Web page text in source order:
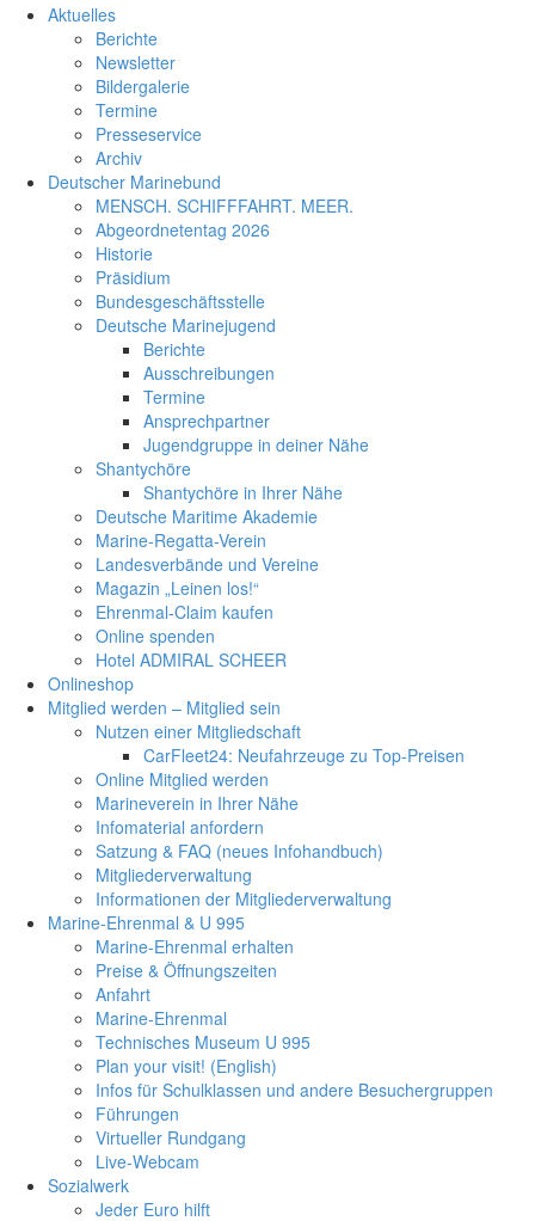
Aktuelles
Berichte
Newsletter
Bildergalerie
Termine
Presseservice
Archiv
Deutscher Marinebund
MENSCH. SCHIFFFAHRT. MEER.
Abgeordnetentag 2026
Historie
Präsidium
Bundesgeschäftsstelle
Deutsche Marinejugend
Berichte
Ausschreibungen
Termine
Ansprechpartner
Jugendgruppe in deiner Nähe
Shantychöre
Shantychöre in Ihrer Nähe
Deutsche Maritime Akademie
Marine-Regatta-Verein
Landesverbände und Vereine
Magazin „Leinen los!“
Ehrenmal-Claim kaufen
Online spenden
Hotel ADMIRAL SCHEER
Onlineshop
Mitglied werden – Mitglied sein
Nutzen einer Mitgliedschaft
CarFleet24: Neufahrzeuge zu Top-Preisen
Online Mitglied werden
Marineverein in Ihrer Nähe
Infomaterial anfordern
Satzung & FAQ (neues Infohandbuch)
Mitgliederverwaltung
Informationen der Mitgliederverwaltung
Marine-Ehrenmal & U 995
Marine-Ehrenmal erhalten
Preise & Öffnungszeiten
Anfahrt
Marine-Ehrenmal
Technisches Museum U 995
Plan your visit! (English)
Infos für Schulklassen und andere Besuchergruppen
Führungen
Virtueller Rundgang
Live-Webcam
Sozialwerk
Jeder Euro hilft